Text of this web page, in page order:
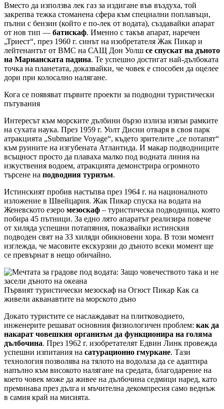
Вместо да използва лек газ за издигане във въздуха, той
закрепва тежка стоманена сфера към специални поплавъци,
пълни с бензин (който е по-лек от водата), създавайки апарат
от нов тип — батискаф. Именно с такъв апарат, наречен
„Триест“, през 1960 г. синът на изобретателя Жак Пикар и
лейтенантът от ВМС на САЩ Дон Уолш се спускат на дъното
на Марианската падина. Те успешно достигат най-дълбоката
точка на планетата, доказвайки, че човек е способен да оцелее
дори при колосално налягане.
Кога се появяват първите проекти за подводни туристически
пътувания
Интересът към морските дълбини бързо излиза извън рамките
на сухата наука. През 1959 г. Уолт Дисни отваря в своя парк
атракцията „Submarine Voyage“, където зрителите „се потапят“
към руините на изгубената Атлантида. И макар подводниците
всъщност просто да плаваха малко под водната линия на
изкуствения водоем, атракцията демонстрира огромното
търсене на подводния туризъм.
Истинският пробив настъпва през 1964 г. на националното
изложение в Швейцария. Жак Пикар спуска на водата на
Женевското езеро мезоскаф – туристическа подводница, която
побира 45 пътници. За едно лято апаратът реализира повече
от хиляда успешни потапяния, показвайки истинския
подводен свят на 33 хиляди обикновени хора. В този момент
изглежда, че масовите екскурзии до дъното всеки момент ще
се превърнат в нещо обичайно.
Първият туристически мезоскаф на Огюст Пикар Как са
живели акванавтите на морското дъно
Докато туристите се наслаждават на плитководието,
инженерите решават основния физиологичен проблем: как да
накарат човешкия организъм да функционира на голяма
дълбочина. През 1962 г. изобретателят Едвин Линк провежда
успешни изпитания на сатурационно гмуркане. Тази
технология позволява на тялото на водолаза да се адаптира
напълно към високото налягане на средата, благодарение на
което човек може да живее на дълбочина седмици наред, като
преминава през дълга и мъчителна декомпресия само веднъж
в самия край на мисията.